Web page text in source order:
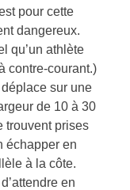
pour cette
dangereux.
qu’un athlète
contre-courant.)
déplace sur une
de 10 à 30
trouvent prises
échapper en
à la côte.
en